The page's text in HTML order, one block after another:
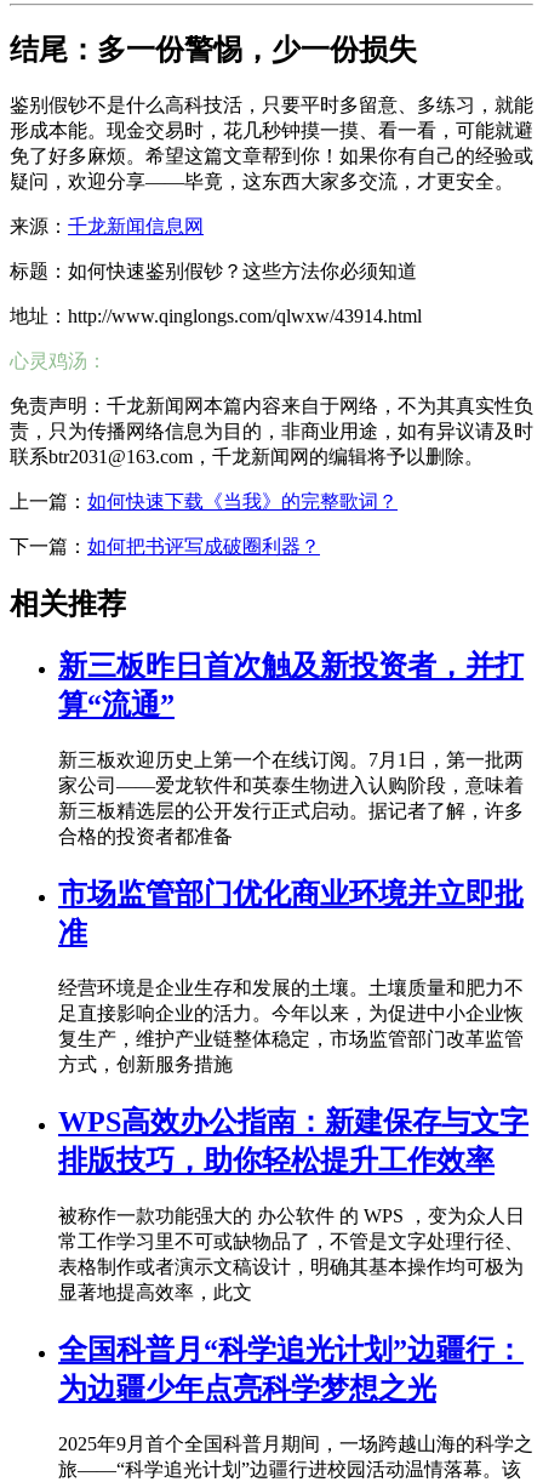
结尾：多一份警惕，少一份损失
鉴别假钞不是什么高科技活，只要平时多留意、多练习，就能
形成本能。现金交易时，花几秒钟摸一摸、看一看，可能就避
免了好多麻烦。希望这篇文章帮到你！如果你有自己的经验或
疑问，欢迎分享——毕竟，这东西大家多交流，才更安全。
来源： 千龙新闻信息网
标题：如何快速鉴别假钞？这些方法你必须知道
地址：http://www.qinglongs.com/qlwxw/43914.html
心灵鸡汤：
免责声明：千龙新闻网本篇内容来自于网络，不为其真实性负
责，只为传播网络信息为目的，非商业用途，如有异议请及时
联系btr2031@163.com，千龙新闻网的编辑将予以删除。
上一篇： 如何快速下载《当我》的完整歌词？
下一篇： 如何把书评写成破圈利器？
相关推荐
新三板昨日首次触及新投资者，并打
算“流通”
新三板欢迎历史上第一个在线订阅。7月1日，第一批两
家公司——爱龙软件和英泰生物进入认购阶段，意味着
新三板精选层的公开发行正式启动。据记者了解，许多
合格的投资者都准备
市场监管部门优化商业环境并立即批
准
经营环境是企业生存和发展的土壤。土壤质量和肥力不
足直接影响企业的活力。今年以来，为促进中小企业恢
复生产，维护产业链整体稳定，市场监管部门改革监管
方式，创新服务措施
WPS高效办公指南：新建保存与文字
排版技巧，助你轻松提升工作效率
被称作一款功能强大的 办公软件 的 WPS ，变为众人日
常工作学习里不可或缺物品了，不管是文字处理行径、
表格制作或者演示文稿设计，明确其基本操作均可极为
显著地提高效率，此文
全国科普月“科学追光计划”边疆行：
为边疆少年点亮科学梦想之光
2025年9月首个全国科普月期间，一场跨越山海的科学之
旅——“科学追光计划”边疆行进校园活动温情落幕。该